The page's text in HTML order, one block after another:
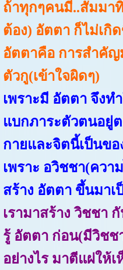
ถ้าทุกๆคนมี..สัมมา
ต้อง) อัตตา ก็ไม่เกิ
อัตตาคือ การสำคั
ตัวกู(เข้าใจผิดๆ)
เพราะมี อัตตา จึง
แบกภาระตัวตนอยู่ต
กายและจิตนี้เป็นขอ
เพราะ อวิชชา(คว
สร้าง อัตตา ขึ้นมาเ
เรามาสร้าง วิชชา
รู้ อัตตา ก่อน(มีวิชช
อย่างไร มาตีแผ่ให้